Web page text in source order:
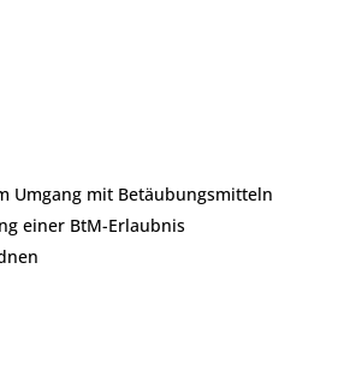
Umgang mit Betäubungsmitteln
einer BtM-Erlaubnis